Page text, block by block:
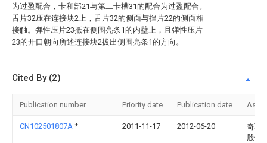
为过盈配合，卡和部21与第二卡槽31的配合为过盈配合。
舌片32压在连接块2上，舌片32的侧面与挡片22的侧面相
接触。弹性压片23抵在侧围亮条1的内壁上，且弹性压片
23的开口朝向所述连接块2拔出侧围亮条1的方向。
Cited By (2)
Publication number Priority date Publication date
CN102501807A * 2011-11-17 2012-06-20
奇瑞
股份